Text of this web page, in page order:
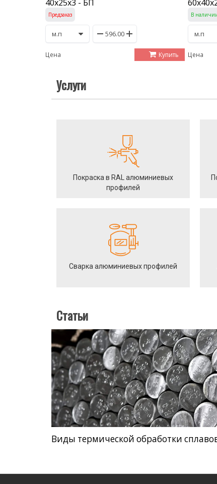
40х25х3 - БП
Предзаказ
Цена Купить
В
Цена
Услуги
Покраска в RAL алюминиевых
профилей
Сварка алюминиевых профилей
Статьи
Виды термической обработки